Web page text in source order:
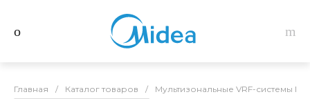
Главная / Каталог товаров / Мультизональные VRF-системы